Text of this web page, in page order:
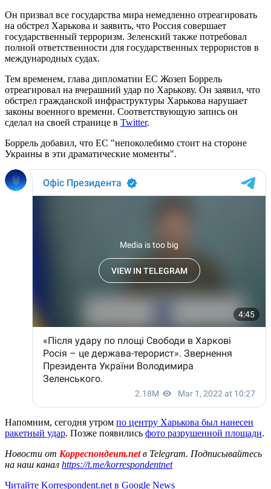
Он призвал все государства мира немедленно отреагировать
на обстрел Харькова и заявить, что Россия совершает
государственный терроризм. Зеленский также потребовал
полной ответственности для государственных террористов в
международных судах.
Тем временем, глава дипломатии ЕС Жозеп Боррель
отреагировал на вчерашний удар по Харькову. Он заявил, что
обстрел гражданской инфраструктуры Харькова нарушает
законы военного времени. Соответствующую запись он
сделал на своей странице в Twitter.
Боррель добавил, что ЕС "непоколебимо стоит на стороне
Украины в эти драматические моменты".
Напомним, сегодня утром по центру Харькова был нанесен
ракетный удар. Позже появились фото разрушенной площади.
Новости от Корреспондент.netв Telegram. Подписывайтесь
на наш канал https://t.me/korrespondentnet
Читайте Korrespondent.net в Google News